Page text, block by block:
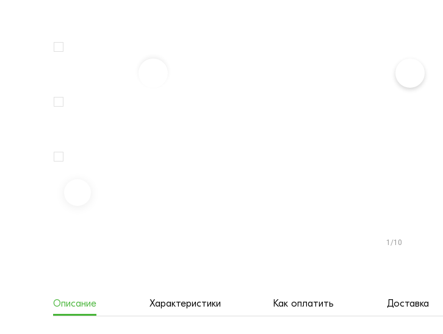
1/10
Описание Характеристики Как оплатить Доставка